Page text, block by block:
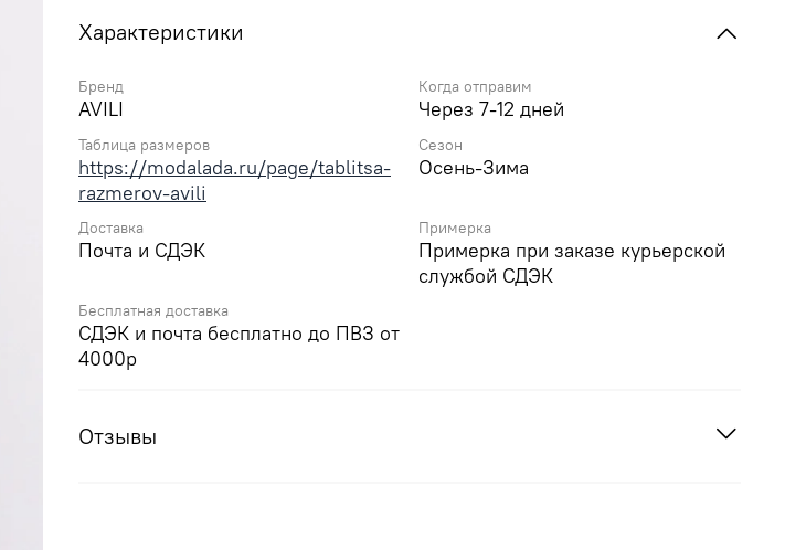
Характеристики
Бренд
AVILI
Когда отправим
Через 7-12 дней
Таблица размеров
https://modalada.ru/page/tablitsa-
razmerov-avili
Сезон
Осень-Зима
Доставка
Почта и СДЭК
Примерка
Примерка при заказе курьерской
службой СДЭК
Бесплатная доставка
СДЭК и почта бесплатно до ПВЗ от
4000р
Отзывы